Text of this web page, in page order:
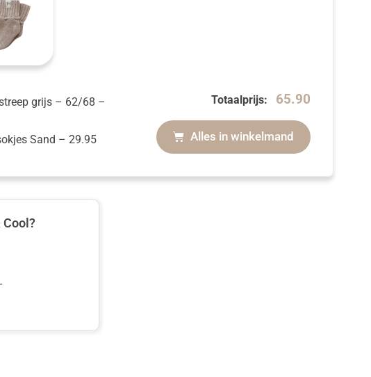
Totaalprijs: 65.90
Alles in winkelmand
grijs – 62/68 –
Sand – 29.95